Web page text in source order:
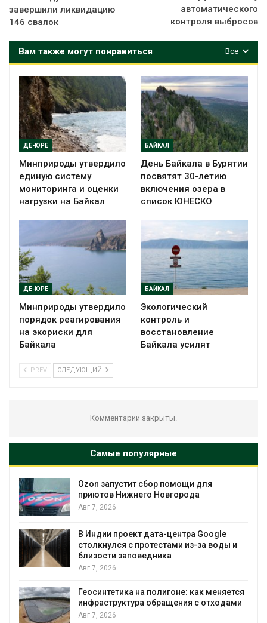
завершили ликвидацию
146 свалок
автоматического
контроля выбросов
Все
Вам также могут понравиться
ДЕ-ЮРЕ
Минприроды утвердило
единую систему
мониторинга и оценки
нагрузки на Байкал
БАЙКАЛ
День Байкала в Бурятии
посвятят 30-летию
включения озера в
список ЮНЕСКО
ДЕ-ЮРЕ
Минприроды утвердило
порядок реагирования
на экориски для
Байкала
БАЙКАЛ
Экологический
контроль и
восстановление
Байкала усилят
PREV СЛЕДУЮЩИЙ
Комментарии закрыты.
Самые популярные
Ozon запустит сбор помощи для
приютов Нижнего Новгорода
Авг 7, 2026
В Индии проект дата-центра Google
столкнулся с протестами из-за воды и
близости заповедника
Авг 7, 2026
Геосинтетика на полигоне: как меняется
инфраструктура обращения с отходами
Авг 7, 2026